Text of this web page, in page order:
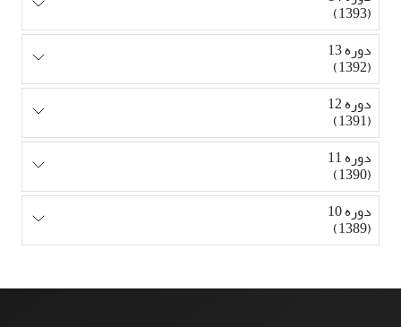
(1393)
دوره 13
(1392)
دوره 12
(1391)
دوره 11
(1390)
دوره 10
(1389)